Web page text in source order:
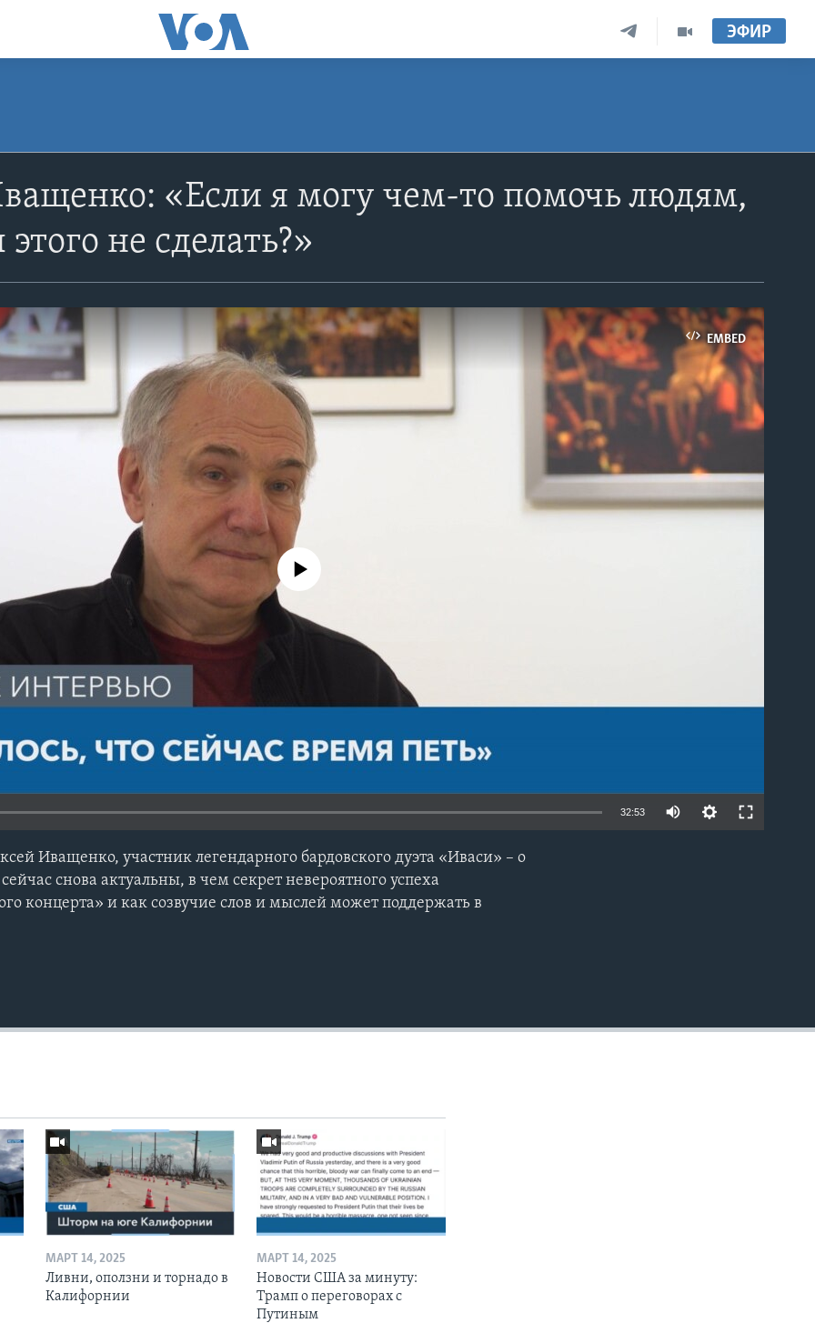
ЭФИР
«Если я могу чем-то помочь людям,
не сделать?»
EMBED
No media source currently available
32:53
Иващенко, участник легендарного бардовского дуэта «Иваси» – о
снова актуальны, в чем секрет невероятного успеха
концерта» и как созвучие слов и мыслей может поддержать в
МАРТ 14, 2025
Ливни, оползни и торнадо в
Калифорнии
МАРТ 14, 2025
Новости США за минуту:
Трамп о переговорах с
Путиным